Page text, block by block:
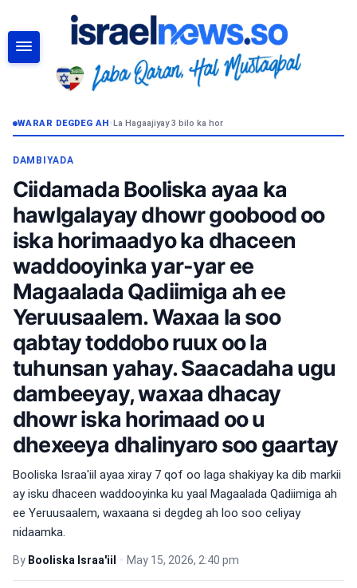
WARAR DEGDEG AH•La Hagaajiyay 3 bilo ka hor
DAMBIYADA
Ciidamada Booliska ayaa ka
hawlgalayay dhowr goobood oo
iska horimaadyo ka dhaceen
waddooyinka yar-yar ee
Magaalada Qadiimiga ah ee
Yeruusaalem. Waxaa la soo
qabtay toddobo ruux oo la
tuhunsan yahay. Saacadaha ugu
dambeeyay, waxaa dhacay
dhowr iska horimaad oo u
dhexeeya dhalinyaro soo gaartay
Booliska Israa'iil ayaa xiray 7 qof oo laga shakiyay ka dib markii
ay isku dhaceen waddooyinka ku yaal Magaalada Qadiimiga ah
ee Yeruusaalem, waxaana si degdeg ah loo soo celiyay
nidaamka.
By Booliska Israa'iil • May 15, 2026, 2:40 pm